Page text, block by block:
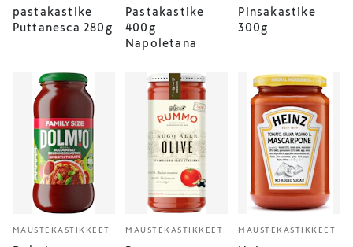
pastakastike
Puttanesca 280g
Pastakastike
400g
Napoletana
Pinsakastike
300g
MAUSTEKASTIKKEET MAUSTEKASTIKKEET MAUSTEKASTIKKEET